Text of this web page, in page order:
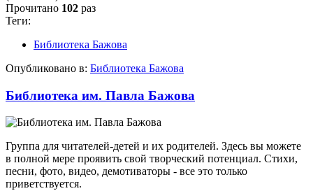
Прочитано 102 раз
Теги:
Библиотека Бажова
Опубликовано в: Библиотека Бажова
Библиотека им. Павла Бажова
Группа для читателей-детей и их родителей. Здесь вы можете
в полной мере проявить свой творческий потенциал. Стихи,
песни, фото, видео, демотиваторы - все это только
приветствуется.